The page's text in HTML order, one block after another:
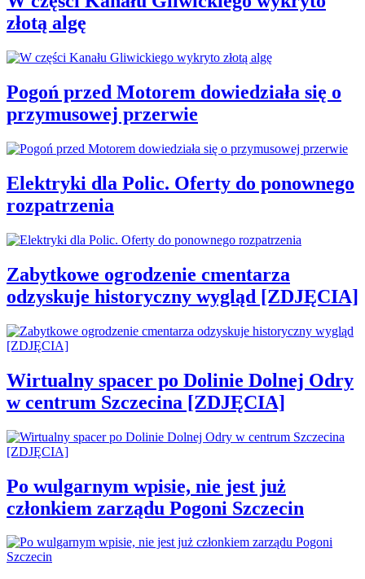
złotą algę
Pogoń przed Motorem dowiedziała się o
przymusowej przerwie
Elektryki dla Polic. Oferty do ponownego
rozpatrzenia
Zabytkowe ogrodzenie cmentarza
odzyskuje historyczny wygląd [ZDJĘCIA]
Wirtualny spacer po Dolinie Dolnej Odry
w centrum Szczecina [ZDJĘCIA]
Po wulgarnym wpisie, nie jest już
członkiem zarządu Pogoni Szczecin